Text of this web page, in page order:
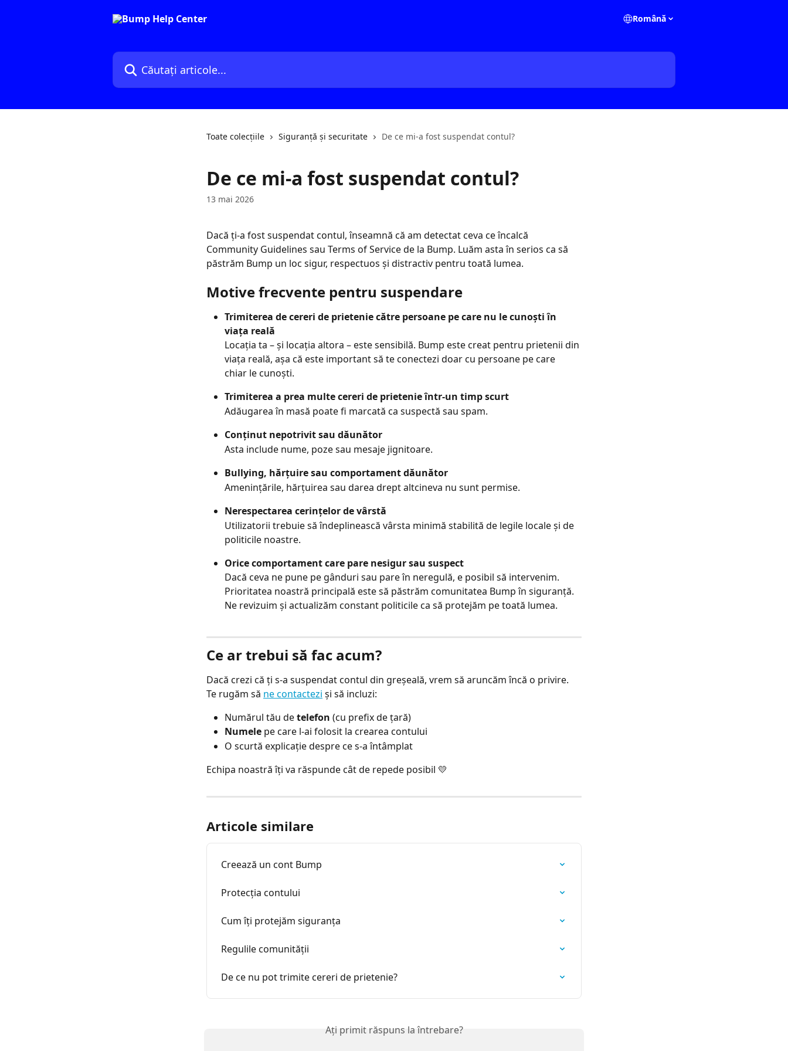
Română
Căutați articole...
Toate colecțiile Siguranță și securitate De ce mi-a fost suspendat contul?
De ce mi-a fost suspendat contul?
13 mai 2026
Dacă ți-a fost suspendat contul, înseamnă că am detectat ceva ce încalcă
Community Guidelines sau Terms of Service de la Bump. Luăm asta în serios ca să
păstrăm Bump un loc sigur, respectuos și distractiv pentru toată lumea.
Motive frecvente pentru suspendare
Trimiterea de cereri de prietenie către persoane pe care nu le cunoști în
viața reală
Locația ta – și locația altora – este sensibilă. Bump este creat pentru prietenii din
viața reală, așa că este important să te conectezi doar cu persoane pe care
chiar le cunoști.
Trimiterea a prea multe cereri de prietenie într-un timp scurt
Adăugarea în masă poate fi marcată ca suspectă sau spam.
Conținut nepotrivit sau dăunător
Asta include nume, poze sau mesaje jignitoare.
Bullying, hărțuire sau comportament dăunător
Amenințările, hărțuirea sau darea drept altcineva nu sunt permise.
Nerespectarea cerințelor de vârstă
Utilizatorii trebuie să îndeplinească vârsta minimă stabilită de legile locale și de
politicile noastre.
Orice comportament care pare nesigur sau suspect
Dacă ceva ne pune pe gânduri sau pare în neregulă, e posibil să intervenim.
Prioritatea noastră principală este să păstrăm comunitatea Bump în siguranță.
Ne revizuim și actualizăm constant politicile ca să protejăm pe toată lumea.
Ce ar trebui să fac acum?
Dacă crezi că ți s-a suspendat contul din greșeală, vrem să aruncăm încă o privire.
Te rugăm să ne contactezi și să incluzi:
Numărul tău de telefon (cu prefix de țară)
Numele pe care l-ai folosit la crearea contului
O scurtă explicație despre ce s-a întâmplat
Echipa noastră îți va răspunde cât de repede posibil 💛
Articole similare
Creează un cont Bump
Protecția contului
Cum îți protejăm siguranța
Regulile comunității
De ce nu pot trimite cereri de prietenie?
Ați primit răspuns la întrebare?